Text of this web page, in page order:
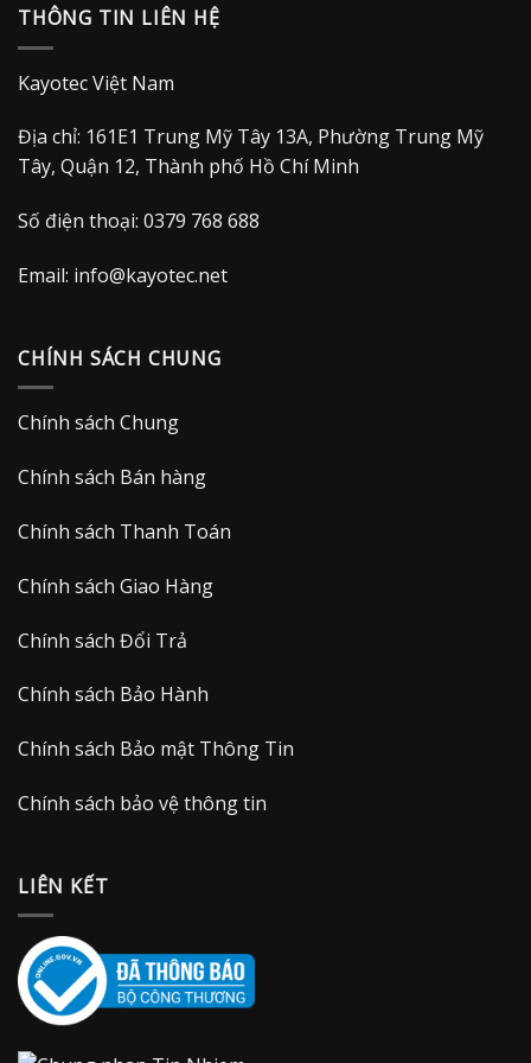
THÔNG TIN LIÊN HỆ
Kayotec Việt Nam
Địa chỉ: 161E1 Trung Mỹ Tây 13A, Phường Trung Mỹ
Tây, Quận 12, Thành phố Hồ Chí Minh
Số điện thoại: 0379 768 688
Email: info@kayotec.net
CHÍNH SÁCH CHUNG
Chính sách Chung
Chính sách Bán hàng
Chính sách Thanh Toán
Chính sách Giao Hàng
Chính sách Đổi Trả
Chính sách Bảo Hành
Chính sách Bảo mật Thông Tin
Chính sách bảo vệ thông tin
LIÊN KẾT